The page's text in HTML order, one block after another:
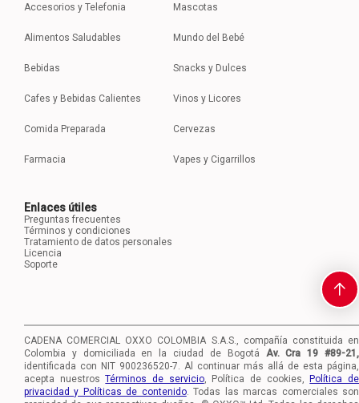
Accesorios y Telefonia
Alimentos Saludables
Bebidas
Cafes y Bebidas Calientes
Comida Preparada
Farmacia
Mascotas
Mundo del Bebé
Snacks y Dulces
Vinos y Licores
Cervezas
Vapes y Cigarrillos
Enlaces útiles
Preguntas frecuentes
Términos y condiciones
Tratamiento de datos personales
Licencia
Soporte
CADENA COMERCIAL OXXO COLOMBIA S.A.S., compañía constituida en
Colombia y domiciliada en la ciudad de Bogotá
Av. Cra 19 #89-21,
identificada con NIT 900236520-7. Al continuar más allá de esta página,
acepta nuestrosTérminos de servicio, Política de cookies,Política de
privacidad y Políticas de contenido. Todas las marcas comerciales son